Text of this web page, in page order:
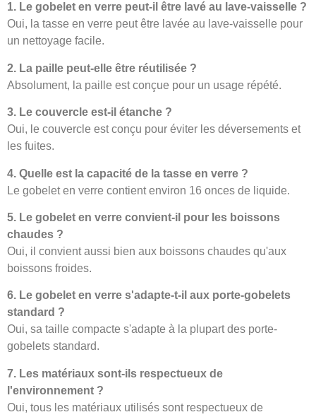
1. Le gobelet en verre peut-il être lavé au lave-vaisselle ?
Oui, la tasse en verre peut être lavée au lave-vaisselle pour
un nettoyage facile.
2. La paille peut-elle être réutilisée ?
Absolument, la paille est conçue pour un usage répété.
3. Le couvercle est-il étanche ?
Oui, le couvercle est conçu pour éviter les déversements et
les fuites.
4. Quelle est la capacité de la tasse en verre ?
Le gobelet en verre contient environ 16 onces de liquide.
5. Le gobelet en verre convient-il pour les boissons
chaudes ?
Oui, il convient aussi bien aux boissons chaudes qu'aux
boissons froides.
6. Le gobelet en verre s'adapte-t-il aux porte-gobelets
standard ?
Oui, sa taille compacte s'adapte à la plupart des porte-
gobelets standard.
7. Les matériaux sont-ils respectueux de
l'environnement ?
Oui, tous les matériaux utilisés sont respectueux de